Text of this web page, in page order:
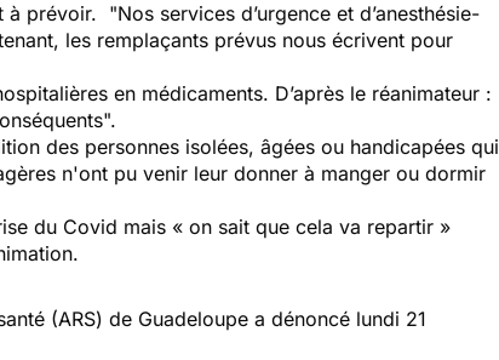
à prévoir. "Nos services d’urgence et d’anesthésie-
les remplaçants prévus nous écrivent pour
en médicaments. D’après le réanimateur :
des personnes isolées, âgées ou handicapées qui
n'ont pu venir leur donner à manger ou dormir
du Covid mais « on sait que cela va repartir »
(ARS) de Guadeloupe a dénoncé lundi 21